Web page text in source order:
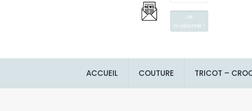
ACCUEIL COUTURE TRICOT –